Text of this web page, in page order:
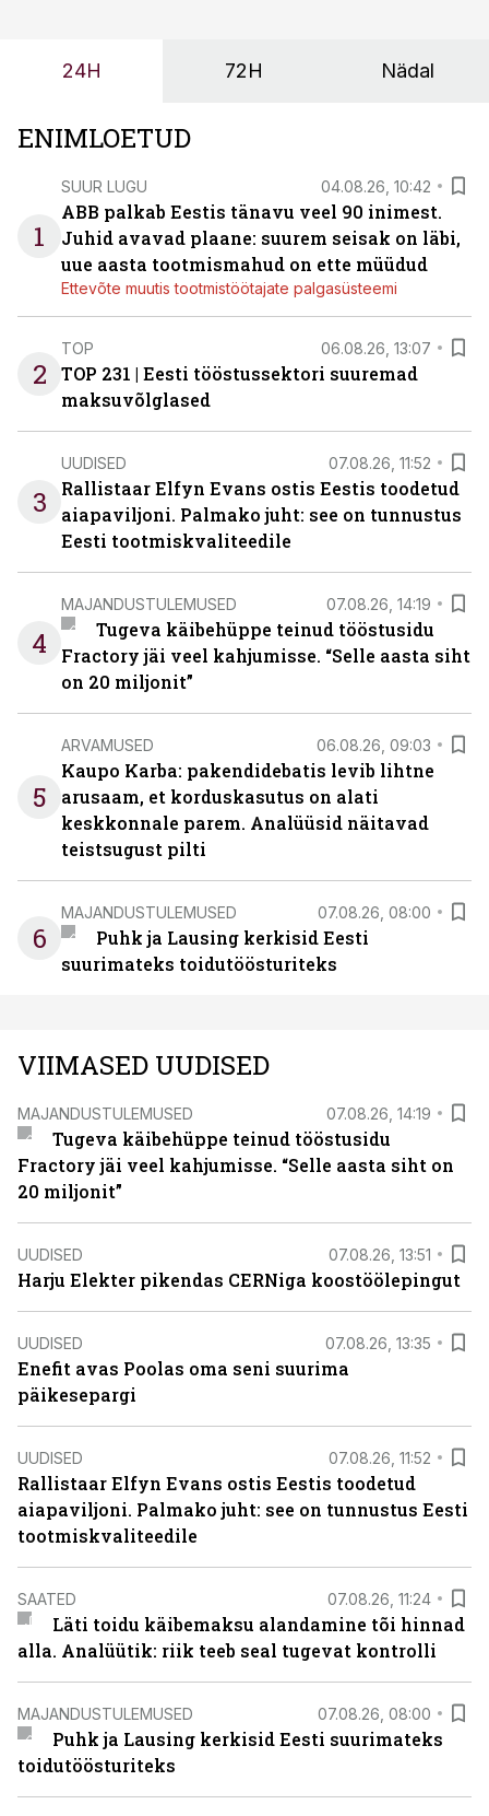
24H 72H Nädal
ENIMLOETUD
1
SUUR LUGU 04.08.26, 10:42
ABB palkab Eestis tänavu veel 90 inimest.
Juhid avavad plaane: suurem seisak on läbi,
uue aasta tootmismahud on ette müüdud
Ettevõte muutis tootmistöötajate palgasüsteemi
2
TOP 06.08.26, 13:07
TOP 231 | Eesti tööstussektori suuremad
maksuvõlglased
3
UUDISED 07.08.26, 11:52
Rallistaar Elfyn Evans ostis Eestis toodetud
aiapaviljoni. Palmako juht: see on tunnustus
Eesti tootmiskvaliteedile
4
MAJANDUSTULEMUSED 07.08.26, 14:19
Tugeva käibehüppe teinud tööstusidu
Fractory jäi veel kahjumisse. “Selle aasta siht
on 20 miljonit”
5
ARVAMUSED 06.08.26, 09:03
Kaupo Karba: pakendidebatis levib lihtne
arusaam, et korduskasutus on alati
keskkonnale parem. Analüüsid näitavad
teistsugust pilti
6
MAJANDUSTULEMUSED 07.08.26, 08:00
Puhk ja Lausing kerkisid Eesti
suurimateks toidutöösturiteks
VIIMASED UUDISED
MAJANDUSTULEMUSED 07.08.26, 14:19
Tugeva käibehüppe teinud tööstusidu
Fractory jäi veel kahjumisse. “Selle aasta siht on
20 miljonit”
UUDISED 07.08.26, 13:51
Harju Elekter pikendas CERNiga koostöölepingut
UUDISED 07.08.26, 13:35
Enefit avas Poolas oma seni suurima
päikesepargi
UUDISED 07.08.26, 11:52
Rallistaar Elfyn Evans ostis Eestis toodetud
aiapaviljoni. Palmako juht: see on tunnustus Eesti
tootmiskvaliteedile
SAATED 07.08.26, 11:24
Läti toidu käibemaksu alandamine tõi hinnad
alla. Analüütik: riik teeb seal tugevat kontrolli
MAJANDUSTULEMUSED 07.08.26, 08:00
Puhk ja Lausing kerkisid Eesti suurimateks
toidutöösturiteks